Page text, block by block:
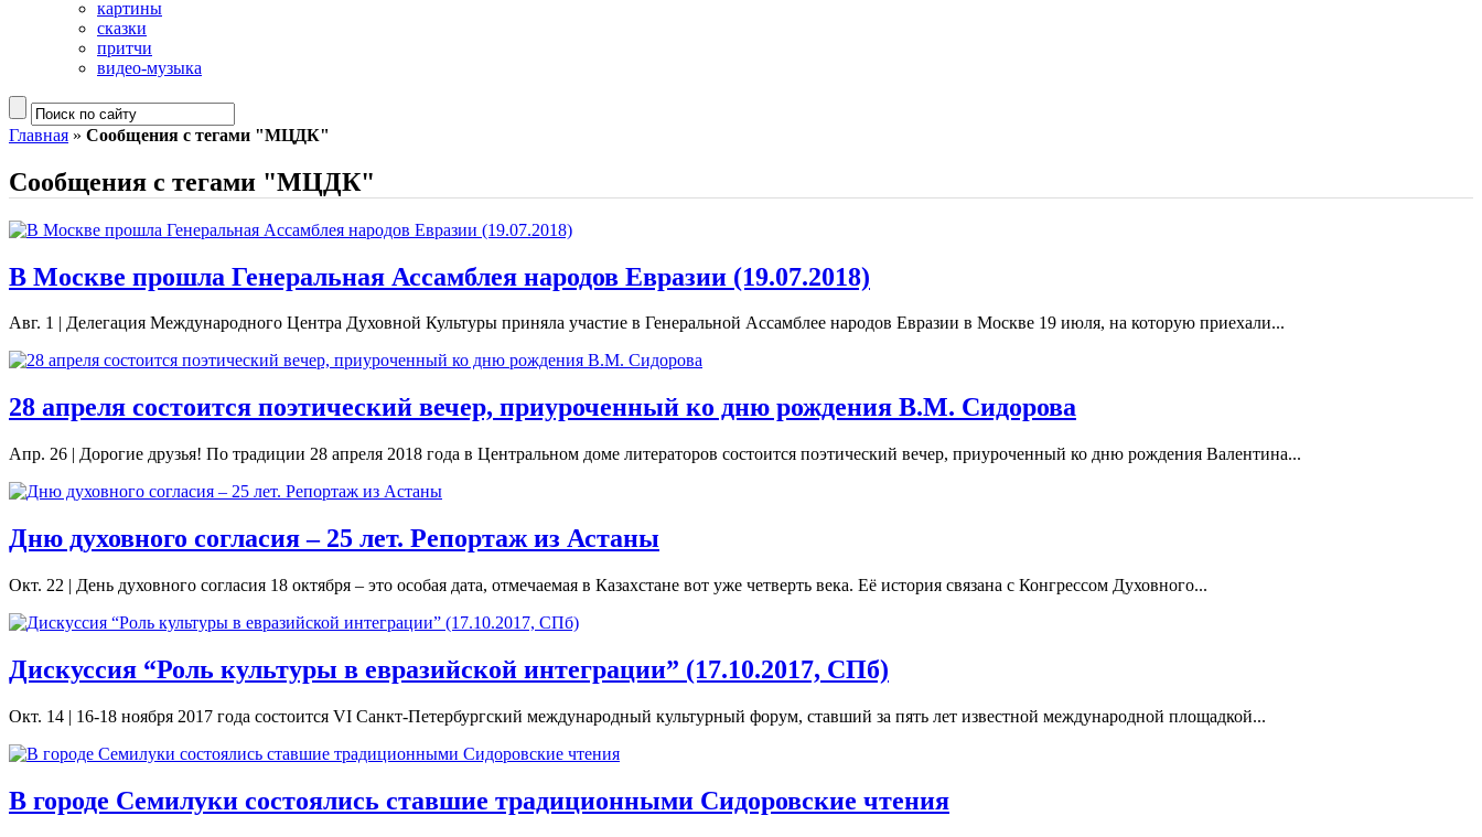
картины
сказки
притчи
видео-музыка
Главная » Сообщения с тегами "МЦДК"
Сообщения с тегами "МЦДК"
В Москве прошла Генеральная Ассамблея народов Евразии (19.07.2018)
Авг. 1 | Делегация Международного Центра Духовной Культуры приняла участие в Генеральной Ассамблее народов Евразии в Москве 19 июля, на которую приехали...
28 апреля состоится поэтический вечер, приуроченный ко дню рождения В.М. Сидорова
Апр. 26 | Дорогие друзья! По традиции 28 апреля 2018 года в Центральном доме литераторов состоится поэтический вечер, приуроченный ко дню рождения Валентина...
Дню духовного согласия – 25 лет. Репортаж из Астаны
Окт. 22 | День духовного согласия 18 октября – это особая дата, отмечаемая в Казахстане вот уже четверть века. Её история связана с Конгрессом Духовного...
Дискуссия “Роль культуры в евразийской интеграции” (17.10.2017, СПб)
Окт. 14 | 16-18 ноября 2017 года состоится VI Санкт-Петербургский международный культурный форум, ставший за пять лет известной международной площадкой...
В городе Семилуки состоялись ставшие традиционными Сидоровские чтения